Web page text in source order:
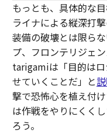
もっとも、具体的な
ライナによる縦深打
装備の破壊とは限ら
プ、フロンテリジェ
tarigamiは「目的は
せていくことだ」と
撃で恐怖心を植え付
は作戦をやりにくく
ろう。